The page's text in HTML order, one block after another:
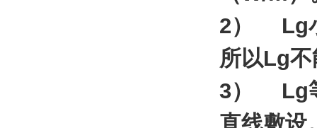
2） Lg小
所以Lg
3） Lg等